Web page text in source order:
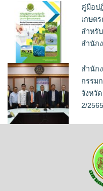
คู่มือป
เกษต
สำหรั
สำนัก
สำนัก
กรรม
จังหวั
2/2565